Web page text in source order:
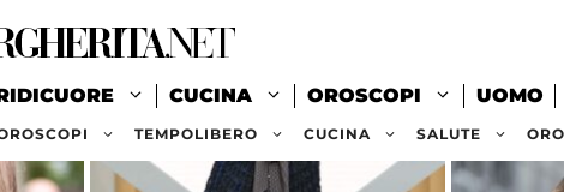
CUCINA OROSCOPI UOMO
TEMPOLIBERO CUCINA SALUTE